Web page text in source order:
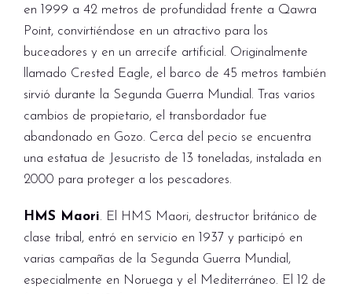
en 1999 a 42 metros de profundidad frente a Qawra
Point, convirtiéndose en un atractivo para los
buceadores y en un arrecife artificial. Originalmente
llamado Crested Eagle, el barco de 45 metros también
sirvió durante la Segunda Guerra Mundial. Tras varios
cambios de propietario, el transbordador fue
abandonado en Gozo. Cerca del pecio se encuentra
una estatua de Jesucristo de 13 toneladas, instalada en
2000 para proteger a los pescadores.
HMS Maori. El HMS Maori, destructor británico de
clase tribal, entró en servicio en 1937 y participó en
varias campañas de la Segunda Guerra Mundial,
especialmente en Noruega y el Mediterráneo. El 12 de